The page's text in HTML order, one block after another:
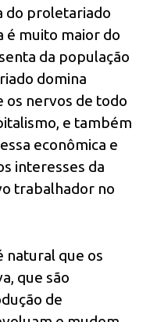
do proletariado
é muito maior do
da população
domina
os nervos de todo
e também
econômica e
interesses da
trabalhador no
natural que os
que são
de